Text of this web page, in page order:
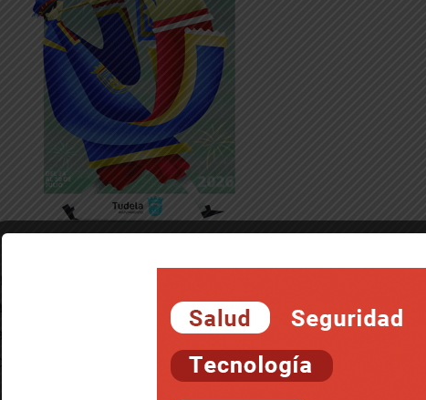
entender, no es en la actualidad el mejor
arriba indicábamos, es más y aun entendiendo la
la construcción de esta ciudad, creemos que el trato
arbóreo, es equivocado, interesado y mal